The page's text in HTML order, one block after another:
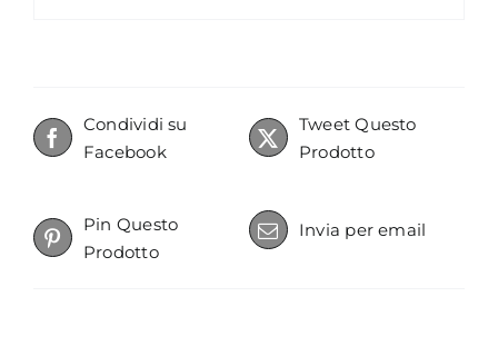
Condividi su
Facebook
Tweet Questo
Prodotto
Pin Questo
Prodotto
Invia per email